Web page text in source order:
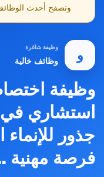
وتصفح أحدث
و
وظيفة شاغرة
وظائف خالية
وظيفة
استشاري
جذور
فرصة مهنية